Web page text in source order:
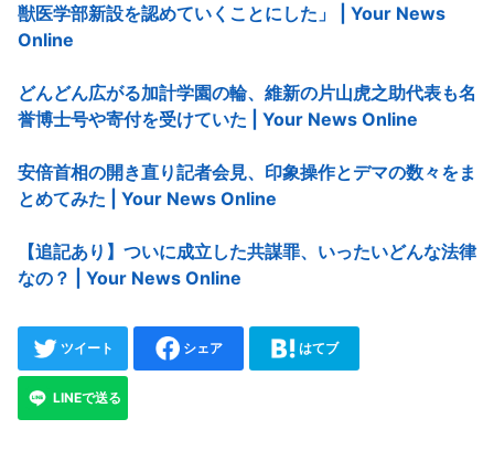
獣医学部新設を認めていくことにした」 | Your News
Online
どんどん広がる加計学園の輪、維新の片山虎之助代表も名
誉博士号や寄付を受けていた | Your News Online
安倍首相の開き直り記者会見、印象操作とデマの数々をま
とめてみた | Your News Online
【追記あり】ついに成立した共謀罪、いったいどんな法律
なの？ | Your News Online
ツイート シェア はてブ
LINEで送る